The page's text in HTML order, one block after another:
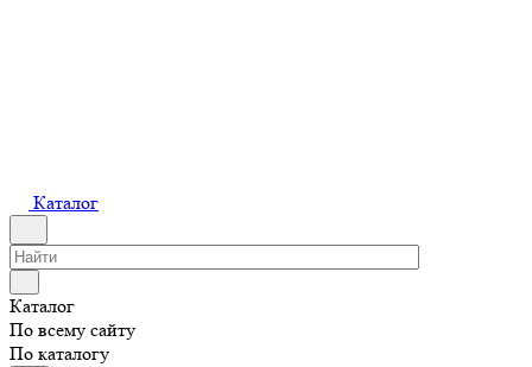
Каталог
Каталог
По всему сайту
По каталогу